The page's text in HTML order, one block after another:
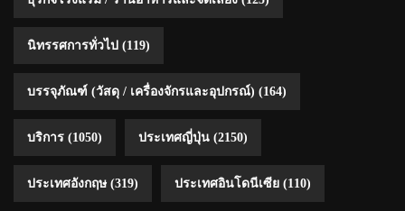
นิทรรศการทั่วไป (119)
บรรจุภัณฑ์ (วัสดุ / เครื่องจักรและอุปกรณ์) (164)
บริการ (1050) ประเทศญี่ปุ่น (2150)
ประเทศอังกฤษ(319) ประเทศอินโดนีเซีย (110)